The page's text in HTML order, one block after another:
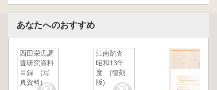
あなたへのおすすめ
西田栄氏調
査研究資料
目録 (写
真資料)
江南踏査
昭和13年
度 (復刻
版)